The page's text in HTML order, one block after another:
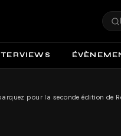
pour la seconde édition de